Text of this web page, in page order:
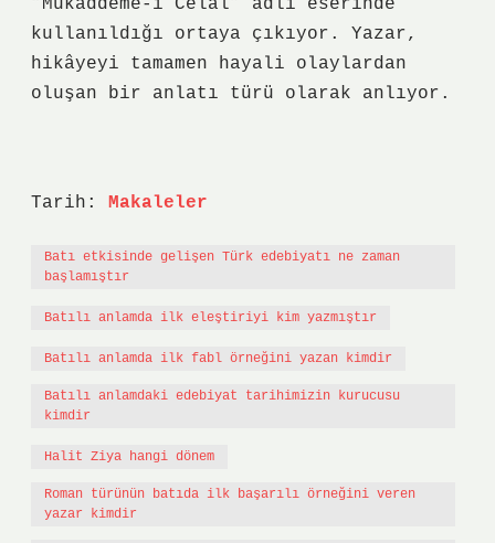
“Mukaddeme-i Celal” adlı eserinde
kullanıldığı ortaya çıkıyor. Yazar,
hikâyeyi tamamen hayali olaylardan
oluşan bir anlatı türü olarak anlıyor.
Tarih: Makaleler
Batı etkisinde gelişen Türk edebiyatı ne zaman
başlamıştır
Batılı anlamda ilk eleştiriyi kim yazmıştır
Batılı anlamda ilk fabl örneğini yazan kimdir
Batılı anlamdaki edebiyat tarihimizin kurucusu
kimdir
Halit Ziya hangi dönem
Roman türünün batıda ilk başarılı örneğini veren
yazar kimdir